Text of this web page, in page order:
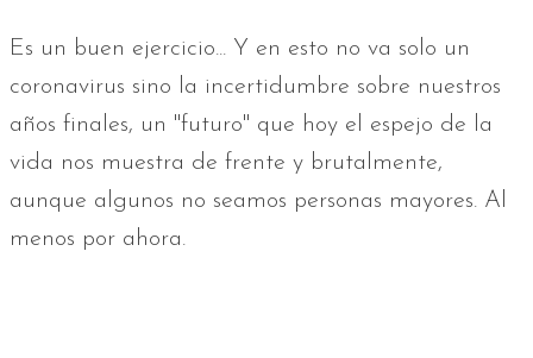
Es un buen ejercicio... Y en esto no va solo un
coronavirus sino la incertidumbre sobre nuestros
años finales, un "futuro" que hoy el espejo de la
vida nos muestra de frente y brutalmente,
aunque algunos no seamos personas mayores. Al
menos por ahora.